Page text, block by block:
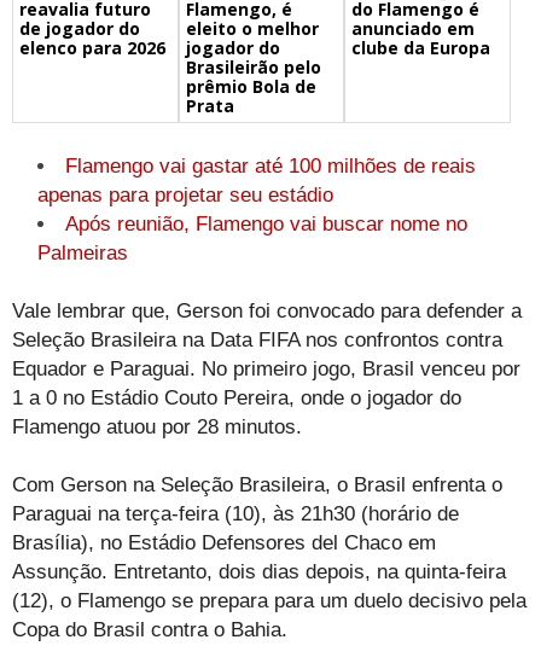
reavalia futuro
de jogador do
elenco para 2026
Flamengo, é
eleito o melhor
jogador do
Brasileirão pelo
prêmio Bola de
Prata
do Flamengo é
anunciado em
clube da Europa
Flamengo vai gastar até 100 milhões de reais
apenas para projetar seu estádio
Após reunião, Flamengo vai buscar nome no
Palmeiras
Vale lembrar que, Gerson foi convocado para defender a
Seleção Brasileira na Data FIFA nos confrontos contra
Equador e Paraguai. No primeiro jogo, Brasil venceu por
1 a 0 no Estádio Couto Pereira, onde o jogador do
Flamengo atuou por 28 minutos.
Com Gerson na Seleção Brasileira, o Brasil enfrenta o
Paraguai na terça-feira (10), às 21h30 (horário de
Brasília), no Estádio Defensores del Chaco em
Assunção. Entretanto, dois dias depois, na quinta-feira
(12), o Flamengo se prepara para um duelo decisivo pela
Copa do Brasil contra o Bahia.